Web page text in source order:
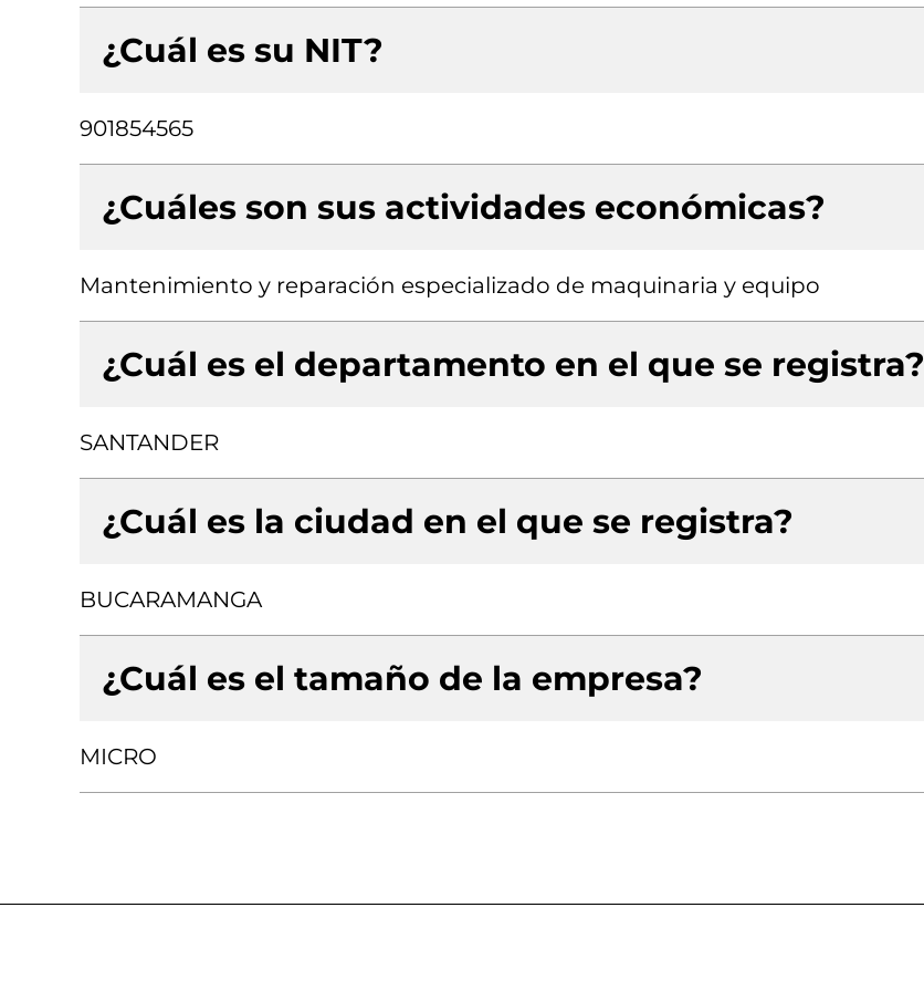
¿Cuál es su NIT?
901854565
¿Cuáles son sus actividades económicas?
Mantenimiento y reparación especializado de maquinaria y equipo
¿Cuál es el departamento en el que se registra?
SANTANDER
¿Cuál es la ciudad en el que se registra?
BUCARAMANGA
¿Cuál es el tamaño de la empresa?
MICRO